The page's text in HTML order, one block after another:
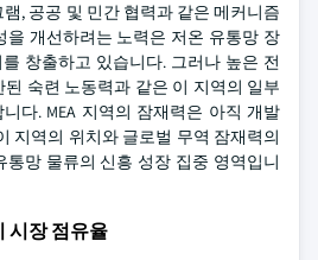
, 공공 및 민간 협력과 같은 메커니즘
을 개선하려는 노력은 저온 유통망 장
창출하고 있습니다. 그러나 높은 전
숙련 노동력과 같은 이 지역의 일부
다. MEA 지역의 잠재력은 아직 개발
지역의 위치와 글로벌 무역 잠재력의
통망 물류의 신흥 성장 집중 영역입니
시장 점유율